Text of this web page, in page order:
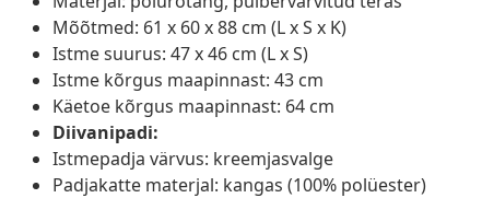
Mõõtmed: 61 x 60 x 88 cm (L x S x K)
Istme suurus: 47 x 46 cm (L x S)
Istme kõrgus maapinnast: 43 cm
Käetoe kõrgus maapinnast: 64 cm
Diivanipadi:
Istmepadja värvus: kreemjasvalge
Padjakatte materjal: kangas (100% polüester)